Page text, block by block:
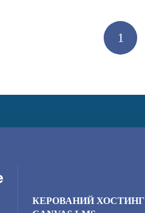
1
КЕРОВАНИЙ ХОСТИНГ